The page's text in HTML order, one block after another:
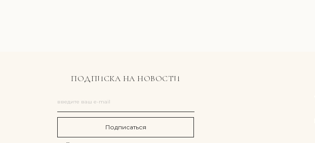
ПОДПИСКА НА НОВОСТИ
Подписаться